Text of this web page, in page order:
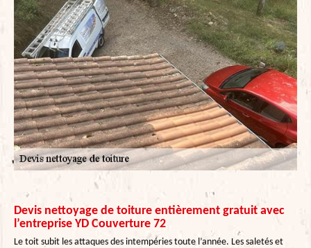
Devis nettoyage de toiture entièrement gratuit avec
l’entreprise YD Couverture 72
Le toit subit les attaques des intempéries toute l’année. Les saletés et